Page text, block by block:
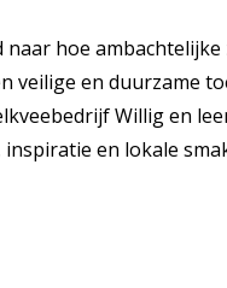
naar hoe
veilige en duurzame
Willig en
en lokale